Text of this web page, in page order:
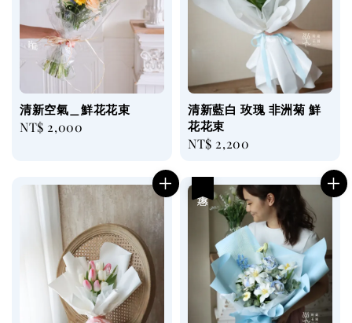
清新空氣＿鮮花花束
Regular
NT$ 2,000
清新藍白 玫瑰 非洲菊 鮮
花花束
Regular
NT$ 2,200